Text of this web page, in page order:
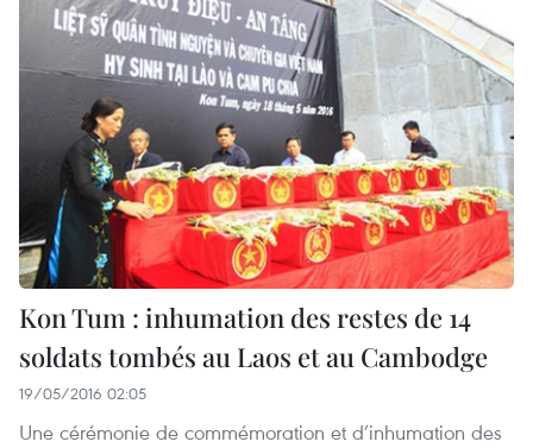
Kon Tum : inhumation des restes de 14
soldats tombés au Laos et au Cambodge
19/05/2016 02:05
Une cérémonie de commémoration et d’inhumation des